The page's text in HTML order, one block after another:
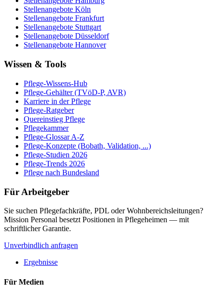
Stellenangebote Köln
Stellenangebote Frankfurt
Stellenangebote Stuttgart
Stellenangebote Düsseldorf
Stellenangebote Hannover
Wissen & Tools
Pflege-Wissens-Hub
Pflege-Gehälter (TVöD-P, AVR)
Karriere in der Pflege
Pflege-Ratgeber
Quereinstieg Pflege
Pflegekammer
Pflege-Glossar A-Z
Pflege-Konzepte (Bobath, Validation, ...)
Pflege-Studien 2026
Pflege-Trends 2026
Pflege nach Bundesland
Für Arbeitgeber
Sie suchen Pflegefachkräfte, PDL oder Wohnbereichsleitungen?
Mission Personal besetzt Positionen in Pflegeheimen — mit
schriftlicher Garantie.
Unverbindlich anfragen
Ergebnisse
Für Medien